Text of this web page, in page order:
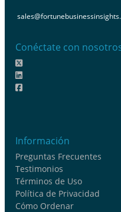
Conéctate con
Información
Preguntas Frecuentes
Testimonios
Términos de Uso
Política de Privacidad
Cómo Ordenar